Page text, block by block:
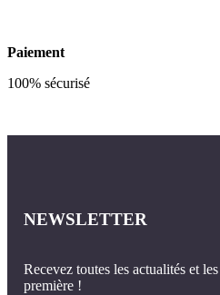
Paiement
100% sécurisé
NEWSLETTER
Recevez toutes les actualités et
première !